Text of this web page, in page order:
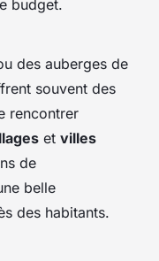
budget.
des auberges de
souvent des
rencontrer
et villes
de
belle
des habitants.